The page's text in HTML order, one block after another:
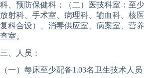
科、预防保健科；（二）医技科室：至
放射科、手术室、病理科、输血科、核
复科合设）、消毒供应室、病案室、营
查室。
三、人员：
（一）每床至少配备1.03名卫生技术人员